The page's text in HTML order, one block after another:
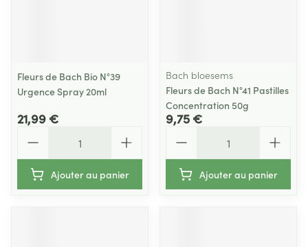
Fleurs de Bach Bio N°39
Urgence Spray 20ml
21,99 €
Ajouter au panier
Bach bloesems
Fleurs de Bach N°41 Pastilles
Concentration 50g
9,75 €
Ajouter au panier